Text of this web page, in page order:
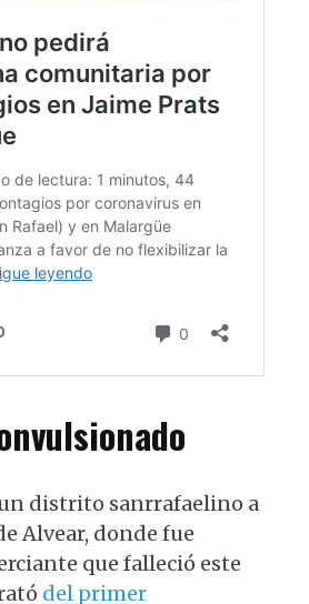
un distrito sanrrafaelino a
Alvear, donde fue
que falleció este
del primer